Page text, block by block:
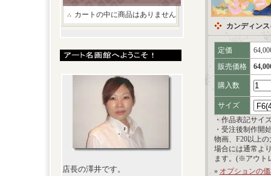
カートの中に商品はありません
店長の澤井です。
カンディン
定価
販売価格
購入数
サイズ
・作品表記サイ
・受注後制作開
物画、F20以上
場合には通常よ
ます。(※アウト
» オプションの